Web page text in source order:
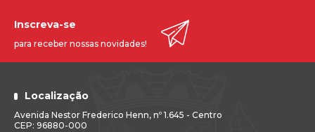
Localização
Avenida Nestor Frederico Henn, nº 1.645 - Centro
CEP: 96880-000
Inscreva-se
para receber nossas novidades!